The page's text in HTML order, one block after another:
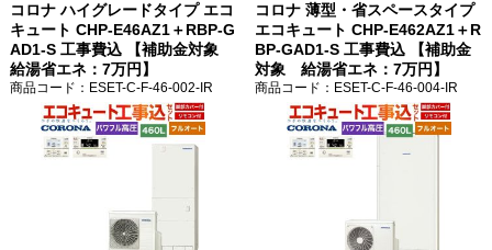
コロナ ハイグレードタイプ エコ
キュート CHP-E46AZ1＋RBP-G
AD1-S 工事費込 【補助金対象
給湯省エネ：7万円】
商品コード ：ESET-C-F-46-002-IR
コロナ 薄型・省スペースタイプ
エコキュート CHP-E462AZ1＋R
BP-GAD1-S 工事費込 【補助金
対象 給湯省エネ：7万円】
商品コード ：ESET-C-F-46-004-IR